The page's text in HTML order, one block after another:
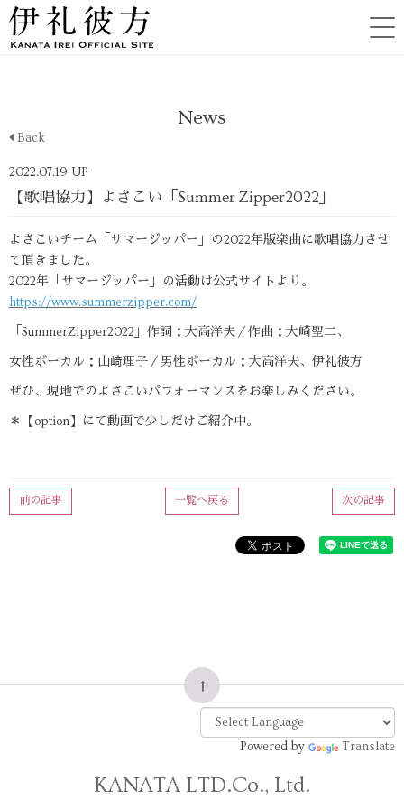
News
Back
2022.07.19 UP
【歌唱協力】よさこい「Summer Zipper2022」
よさこいチーム「サマージッパー」の2022年版楽曲に歌唱協力させ
て頂きました。
2022年「サマージッパー」の活動は公式サイトより。
https://www.summerzipper.com/
「SummerZipper2022」作詞：大高洋夫／作曲：大崎聖二、
女性ボーカル：山﨑理子／男性ボーカル：大高洋夫、伊礼彼方
ぜひ、現地でのよさこいパフォーマンスをお楽しみください。
＊【option】にて動画で少しだけご紹介中。
次の記事
一覧へ戻る
前の記事
Powered by Translate
KANATA LTD.Co., Ltd.